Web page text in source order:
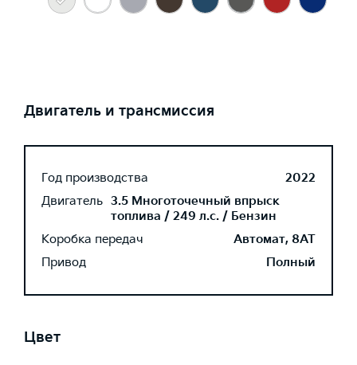
Двигатель и трансмиссия
Год производства
2022
Двигатель 3.5 Многоточечный впрыск
топлива / 249 л.с. / Бензин
Коробка передач
Автомат, 8AT
Привод
Полный
Цвет